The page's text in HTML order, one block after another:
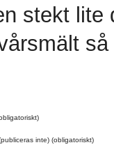
stekt
inte) (obligatoriskt)